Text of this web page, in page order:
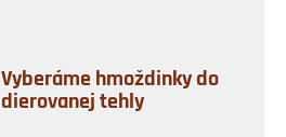
Vyberáme hmoždinky do
dierovanej tehly